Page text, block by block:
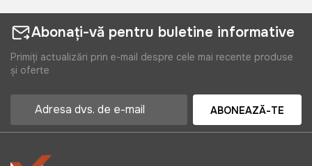
Abonați-vă pentru buletine informative
Primiți actualizări prin e-mail despre cele mai recente produse
și oferte
ABONEAZĂ-TE